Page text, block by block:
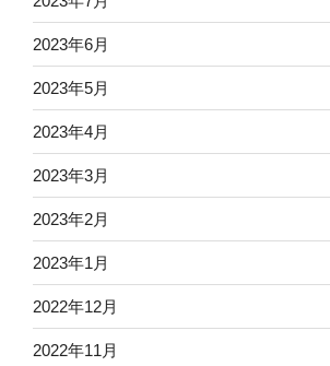
2023年6月
2023年5月
2023年4月
2023年3月
2023年2月
2023年1月
2022年12月
2022年11月